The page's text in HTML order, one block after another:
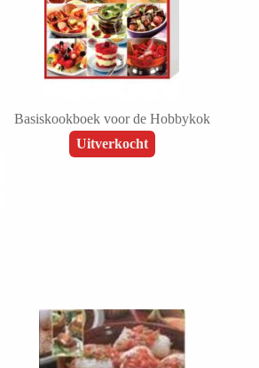
Basiskookboek voor de Hobbykok
Uitverkocht